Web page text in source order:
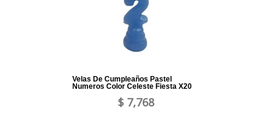
Velas De Cumpleaños Pastel
Numeros Color Celeste Fiesta X20
$ 7,768